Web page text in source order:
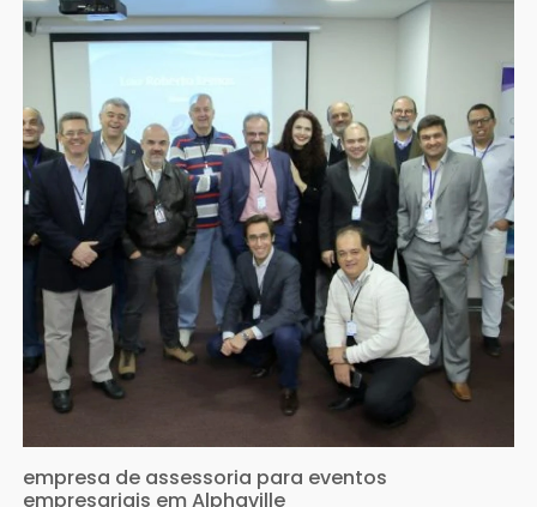
empresa de assessoria para eventos
empresariais em Alphaville